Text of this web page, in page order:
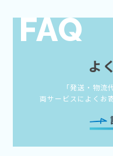
FAQ
よ
「発送・物流
両サービスによくお